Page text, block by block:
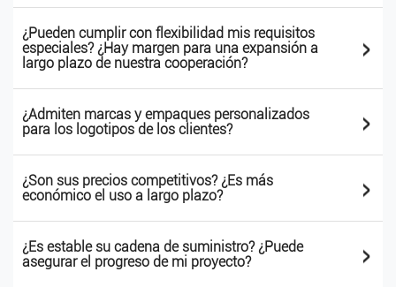
¿Pueden cumplir con flexibilidad mis requisitos
especiales? ¿Hay margen para una expansión a
largo plazo de nuestra cooperación?
>
¿Admiten marcas y empaques personalizados
para los logotipos de los clientes?
>
¿Son sus precios competitivos? ¿Es más
económico el uso a largo plazo?
>
¿Es estable su cadena de suministro? ¿Puede
asegurar el progreso de mi proyecto?
>